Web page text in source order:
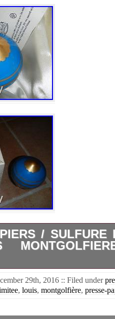
/ SULFURE
1983, en cristal
émail blanc, à
et dorées et
29th, 2016 :: Filed under
, louis, montgolfière, presse-